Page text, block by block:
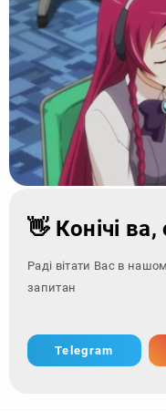
👋 Конічі
Раді вітати Вас в
запитання - зверні
Telegram